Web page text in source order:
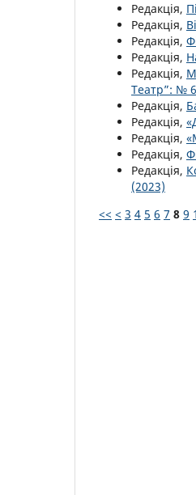
Редакція,
Редакція,
Редакція,
Редакція,
Редакція,
Театр”: №
Редакція,
Редакція,
Редакція,
Редакція,
Редакція,
(2023)
<< < 3 4 5 6 7 8 9